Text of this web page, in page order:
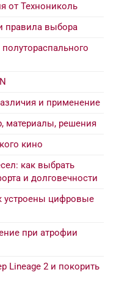
от Технониколь
правила выбора
и применение
материалы, решения
кино
как выбрать
и долговечности
устроены цифровые
при атрофии
Lineage 2 и покорить